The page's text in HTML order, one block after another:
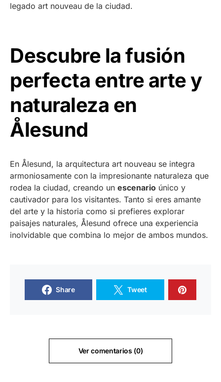
legado art nouveau de la ciudad.
Descubre la fusión
perfecta entre arte y
naturaleza en
Ålesund
En Ålesund, la arquitectura art nouveau se integra
armoniosamente con la impresionante naturaleza que
rodea la ciudad, creando un escenario único y
cautivador para los visitantes. Tanto si eres amante
del arte y la historia como si prefieres explorar
paisajes naturales, Ålesund ofrece una experiencia
inolvidable que combina lo mejor de ambos mundos.
Share Tweet
Ver comentarios (0)